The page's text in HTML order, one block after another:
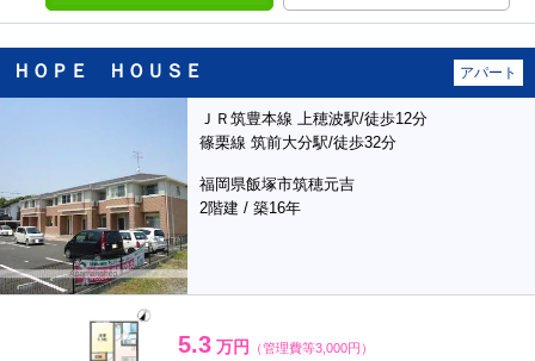
ＨＯＰＥ ＨＯＵＳＥ アパート
ＪＲ筑豊本線 上穂波駅/徒歩12分
篠栗線 筑前大分駅/徒歩32分
福岡県飯塚市筑穂元吉
2階建 / 築16年
5.3 万円 （管理費等3,000円）